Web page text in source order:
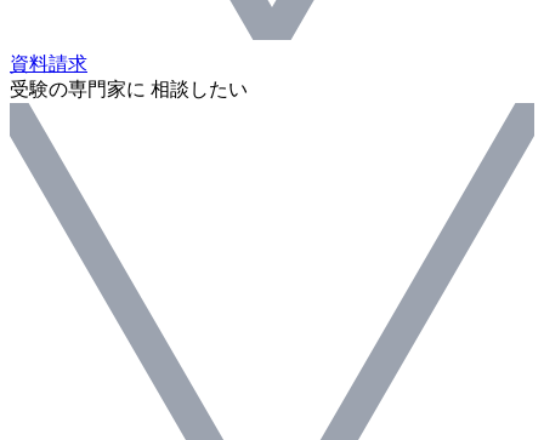
資料請求
受験の専門家に 相談したい